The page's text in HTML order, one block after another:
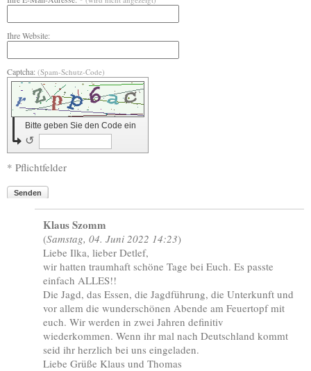
Ihre Website:
Captcha: (Spam-Schutz-Code)
Bitte geben Sie den Code ein
↺
* Pflichtfelder
Senden
Klaus Szomm
(Samstag, 04. Juni 2022 14:23)
Liebe Ilka, lieber Detlef,
wir hatten traumhaft schöne Tage bei Euch. Es passte
einfach ALLES!!
Die Jagd, das Essen, die Jagdführung, die Unterkunft und
vor allem die wunderschönen Abende am Feuertopf mit
euch. Wir werden in zwei Jahren definitiv
wiederkommen. Wenn ihr mal nach Deutschland kommt
seid ihr herzlich bei uns eingeladen.
Liebe Grüße Klaus und Thomas